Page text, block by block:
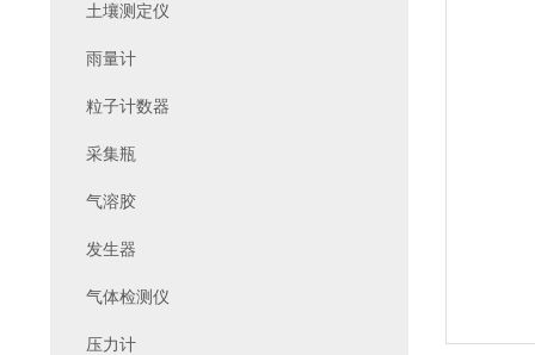
土壤测定仪
雨量计
粒子计数器
采集瓶
气溶胶
发生器
气体检测仪
压力计